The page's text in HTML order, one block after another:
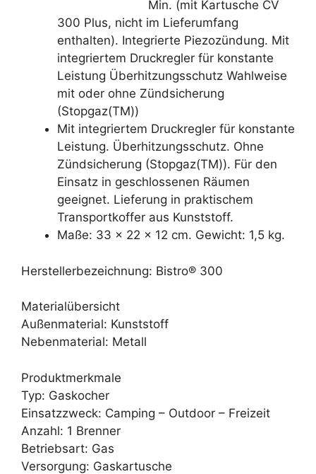
Min. (mit Kartusche CV
300 Plus, nicht im Lieferumfang
enthalten). Integrierte Piezozündung. Mit
integriertem Druckregler für konstante
Leistung Überhitzungsschutz Wahlweise
mit oder ohne Zündsicherung
(Stopgaz(TM))
Mit integriertem Druckregler für konstante
Leistung. Überhitzungsschutz. Ohne
Zündsicherung (Stopgaz(TM)). Für den
Einsatz in geschlossenen Räumen
geeignet. Lieferung in praktischem
Transportkoffer aus Kunststoff.
Maße: 33 x 22 x 12 cm. Gewicht: 1,5 kg.
Herstellerbezeichnung: Bistro® 300
Materialübersicht
Außenmaterial: Kunststoff
Nebenmaterial: Metall
Produktmerkmale
Typ: Gaskocher
Einsatzzweck: Camping – Outdoor – Freizeit
Anzahl: 1 Brenner
Betriebsart: Gas
Versorgung: Gaskartusche